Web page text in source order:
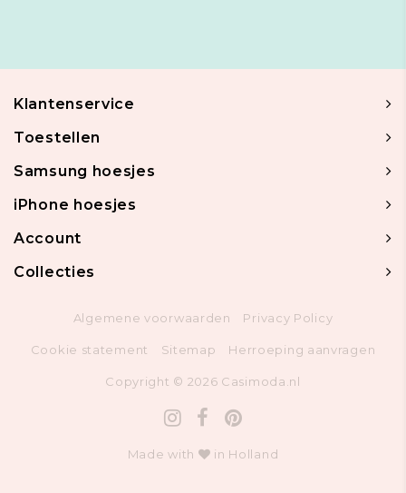
Klantenservice
Toestellen
Samsung hoesjes
iPhone hoesjes
Account
Collecties
Algemene voorwaarden Privacy Policy
Cookie statement Sitemap Herroeping aanvragen
Copyright © 2026 Casimoda.nl
Made with in Holland